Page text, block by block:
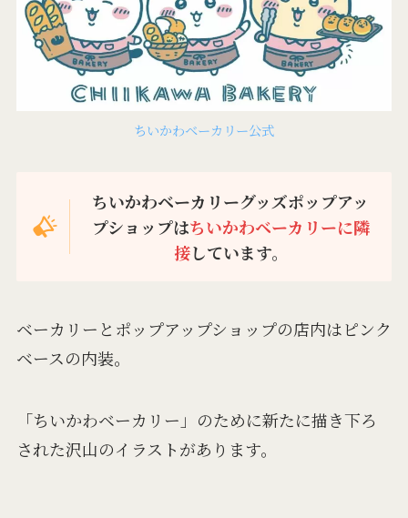
ちいかわベーカリー公式
ちいかわベーカリーグッズポップアッ
プショップはちいかわベーカリーに隣
接しています。
ベーカリーとポップアップショップの店内はピンク
ベースの内装。
「ちいかわベーカリー」のために新たに描き下ろ
された沢山のイラストがあります。